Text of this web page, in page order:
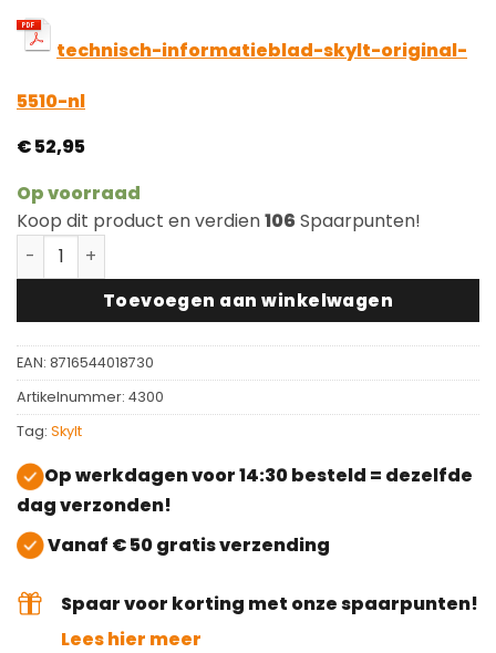
technisch-informatieblad-skylt-original-
5510-nl
€52,95
Op voorraad
Koop dit product en verdien106Spaarpunten!
Skylt Original 2K Lak #5510 + Lakset aantal
Toevoegen aan winkelwagen
EAN: 8716544018730
Artikelnummer: 4300
Tag: Skylt
Op werkdagen voor 14:30 besteld = dezelfde
dag verzonden!
Vanaf € 50 gratis verzending
Spaar voor korting met onze spaarpunten!
Lees hier meer